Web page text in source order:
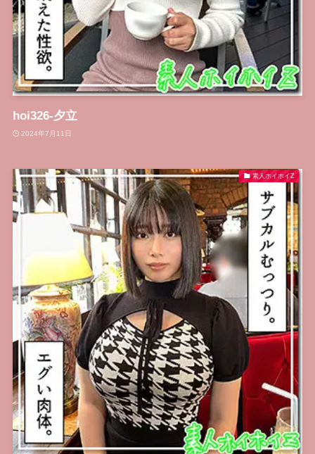
hoi326-夕立
2024年7月11日
素人ホイホイZ